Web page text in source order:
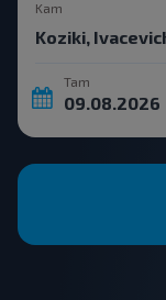
Kam
Tam